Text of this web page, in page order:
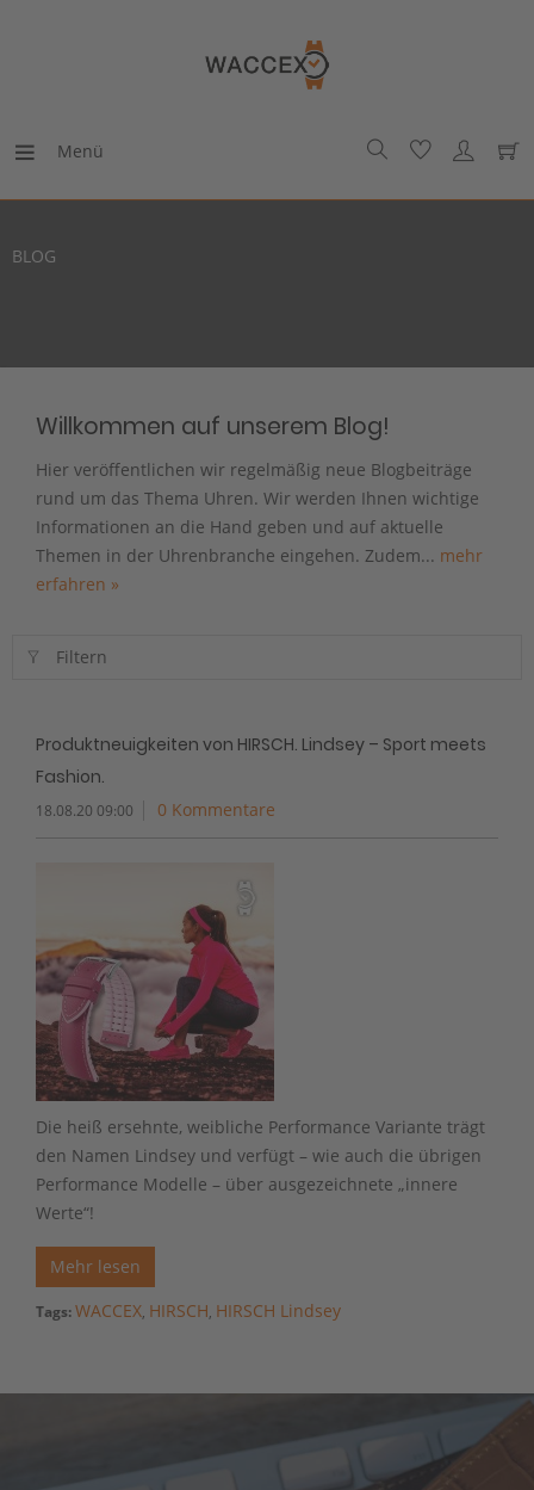
Menü
BLOG
Willkommen auf unserem Blog!
Hier veröffentlichen wir regelmäßig neue Blogbeiträge
rund um das Thema Uhren. Wir werden Ihnen wichtige
Informationen an die Hand geben und auf aktuelle
Themen in der Uhrenbranche eingehen. Zudem... mehr
erfahren »
Filtern
Produktneuigkeiten von HIRSCH. Lindsey – Sport meets
Fashion.
18.08.20 09:00 0 Kommentare
Die heiß ersehnte, weibliche Performance Variante trägt
den Namen Lindsey und verfügt – wie auch die übrigen
Performance Modelle – über ausgezeichnete „innere
Werte“!
Mehr lesen
Tags:WACCEX, HIRSCH, HIRSCH Lindsey